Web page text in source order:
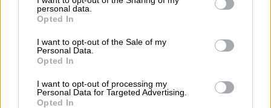
grant or deny consent to Google and its third-party tags to
use your data for below specified purposes in below Google
consent section.
personal data.
Opted In
I want to opt-out of the Sale of my
Personal Data.
Opted In
I want to opt-out of processing my
Personal Data for Targeted Advertising.
Opted In
Αν η μεγάλη αποτυχία ηγεσίας θεωρείται το
να σχεδιάσει λύσεις, σίγουρα η πιο σοβαρή
αποτυχία ηγεσίας είναι το να προβλέπει.
Στην Ευρώπη έχουν μπερδέψει τις κρίσεις
με τις λύσεις και έχουν καταφανέστατα
αποτύχει στις προβλέψεις.